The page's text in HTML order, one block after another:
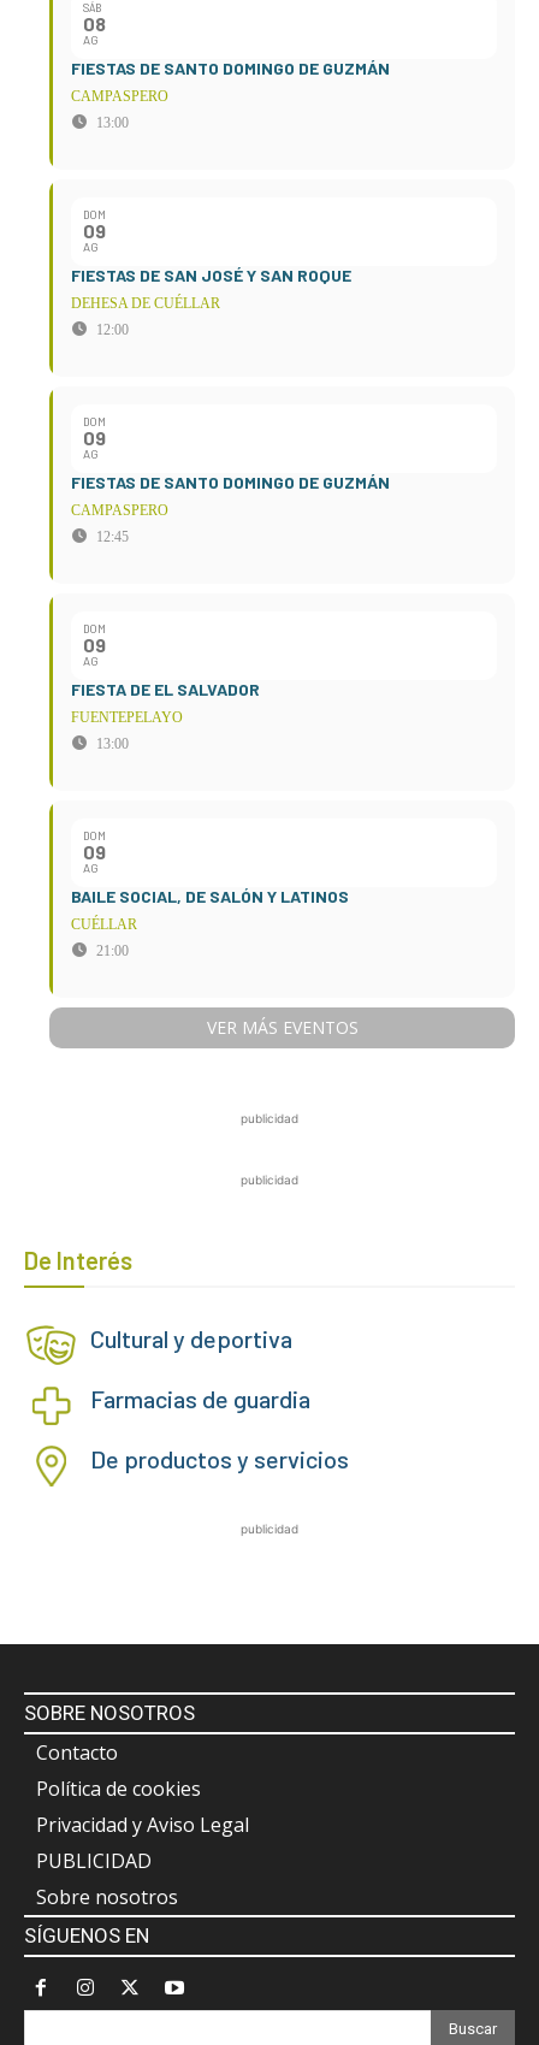
SÁB
08
AG
FIESTAS DE SANTO DOMINGO DE GUZMÁN
CAMPASPERO
13:00
DOM
09
AG
FIESTAS DE SAN JOSÉ Y SAN ROQUE
DEHESA DE CUÉLLAR
12:00
DOM
09
AG
FIESTAS DE SANTO DOMINGO DE GUZMÁN
CAMPASPERO
12:45
DOM
09
AG
FIESTA DE EL SALVADOR
FUENTEPELAYO
13:00
DOM
09
AG
BAILE SOCIAL, DE SALÓN Y LATINOS
CUÉLLAR
21:00
VER MÁS EVENTOS
publicidad
publicidad
De Interés
Cultural y deportiva
Farmacias de guardia
De productos y servicios
publicidad
SOBRE NOSOTROS
Contacto
Política de cookies
Privacidad y Aviso Legal
PUBLICIDAD
Sobre nosotros
SÍGUENOS EN
Buscar